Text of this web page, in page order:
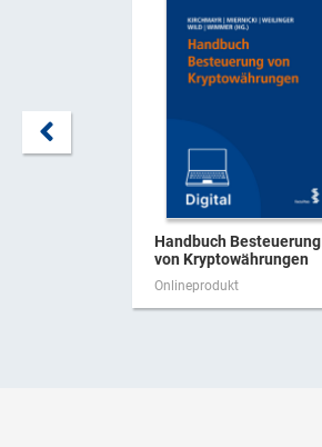
Handbuch Besteuerung
von Kryptowährungen
Onlineprodukt